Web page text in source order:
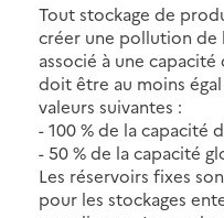
Tout stockage de
créer une pollution de
associé à une
doit être au moins
valeurs suivantes :
- 100 % de la capacité
- 50 % de la capacité
Les réservoirs fixes
pour les stockages